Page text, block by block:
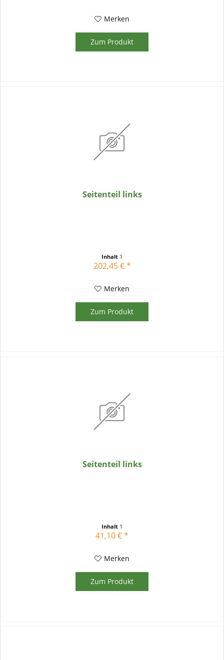
Merken
Zum Produkt
Seitenteil links
Inhalt 1
202,45 € *
Merken
Zum Produkt
Seitenteil links
Inhalt 1
41,10 € *
Merken
Zum Produkt